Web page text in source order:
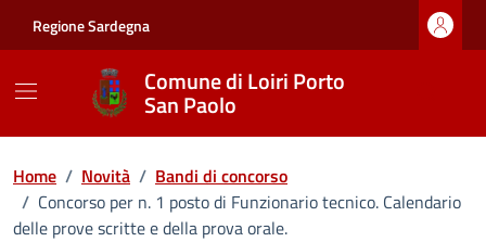
Regione Sardegna
Comune di Loiri Porto
San Paolo
Home / Novità / Bandi di concorso
/ Concorso per n. 1 posto di Funzionario tecnico. Calendario
delle prove scritte e della prova orale.